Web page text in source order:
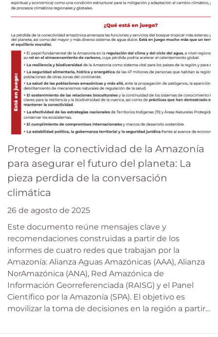
Proteger la conectividad de la Amazonía
para asegurar el futuro del planeta: La
pieza perdida de la conversación
climática
26 de agosto de 2025
Este documento reúne mensajes clave y
recomendaciones construidas a partir de los
informes de cuatro redes que trabajan por la
Amazonía: Alianza Aguas Amazónicas (AAA), Alianza
NorAmazónica (ANA), Red Amazónica de
Información Georreferenciada (RAISG) y el Panel
Científico por la Amazonía (SPA). El objetivo es
movilizar la toma de decisiones en la región a partir…